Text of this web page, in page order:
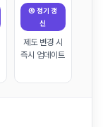
④ 정기 갱
신
제도 변경 시
즉시 업데이트